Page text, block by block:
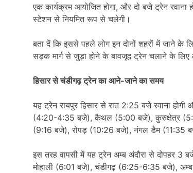
एक कार्यक्रम आयोजित होगा, और दो बजे ट्रेन
स्टेशन से नियमित रूप से चलेगी।
बता दें कि इससे पहले लोग इन दोनों शहरों में जाने के
सड़क मार्ग से जुड़ा होने के बावजूद ट्रेन चलाने के लिए
हिसार से चंडीगढ़ ट्रेन का आने-जाने का समय
यह ट्रेन रायपुर हिसार से रात 2:25 बजे रवाना
(4:20-4:35 बजे), कैथल (5:00 बजे), कुरुक्षेत्र
(9:16 बजे), रोपड़ (10:26 बजे), नंगल डैम (11:35
इस तरह वापसी में यह ट्रेन अम्ब अंदौरा से दोपहर
मोहाली (6:01 बजे), चंडीगढ़ (6:25-6:35 बजे),